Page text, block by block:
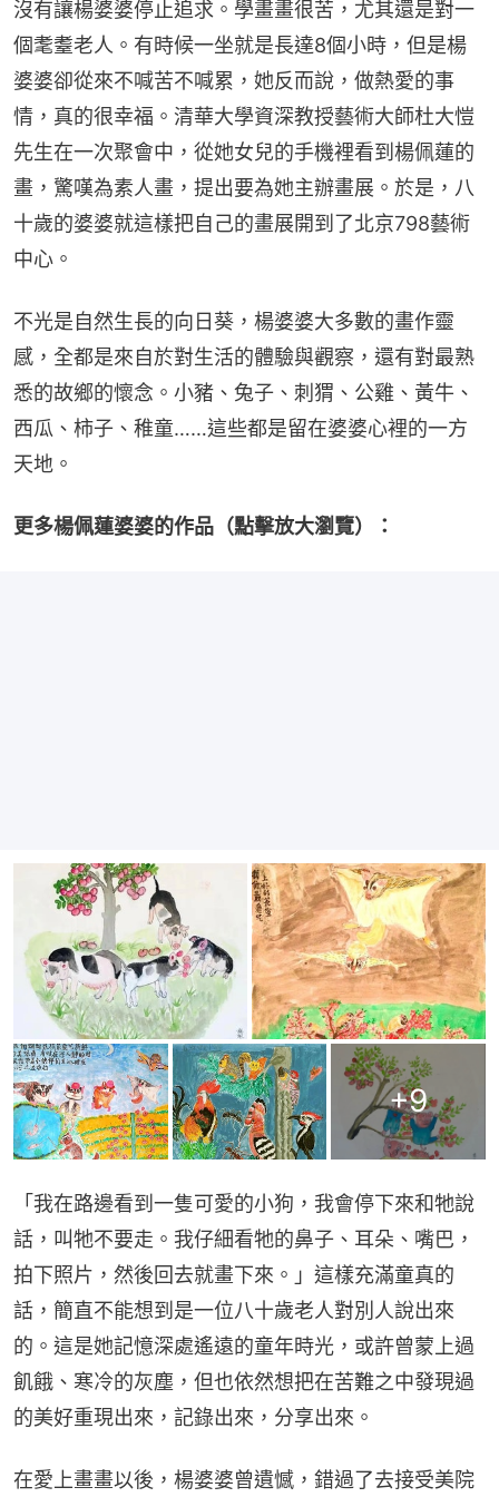
沒有讓楊婆婆停止追求。學畫畫很苦，尤其還是對一
個耄耋老人。有時候一坐就是長達8個小時，但是楊
婆婆卻從來不喊苦不喊累，她反而說，做熱愛的事
情，真的很幸福。清華大學資深教授藝術大師杜大愷
先生在一次聚會中，從她女兒的手機裡看到楊佩蓮的
畫，驚嘆為素人畫，提出要為她主辦畫展。於是，八
十歲的婆婆就這樣把自己的畫展開到了北京798藝術
中心。
不光是自然生長的向日葵，楊婆婆大多數的畫作靈
感，全都是來自於對生活的體驗與觀察，還有對最熟
悉的故鄉的懷念。小豬、兔子、刺猬、公雞、黃牛、
西瓜、柿子、稚童……這些都是留在婆婆心裡的一方
天地。
更多楊佩蓮婆婆的作品（點擊放大瀏覽）：
+9
「我在路邊看到一隻可愛的小狗，我會停下來和牠說
話，叫牠不要走。我仔細看牠的鼻子、耳朵、嘴巴，
拍下照片，然後回去就畫下來。」這樣充滿童真的
話，簡直不能想到是一位八十歲老人對別人說出來
的。這是她記憶深處遙遠的童年時光，或許曾蒙上過
飢餓、寒冷的灰塵，但也依然想把在苦難之中發現過
的美好重現出來，記錄出來，分享出來。
在愛上畫畫以後，楊婆婆曾遺憾，錯過了去接受美院